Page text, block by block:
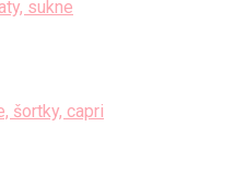
sukne
šortky, capri